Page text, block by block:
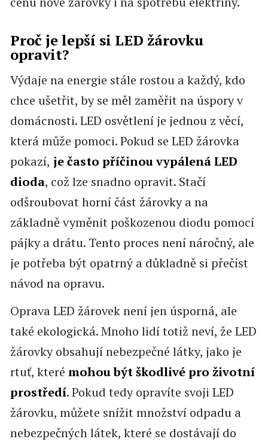
Proč je lepší si LED žárovku
opravit?
Výdaje na energie stále rostou a každý, kdo
chce ušetřit, by se měl zaměřit na úspory v
domácnosti. LED osvětlení je jednou z věcí,
která může pomoci. Pokud se LED žárovka
pokazí, je často příčinou vypálená LED
dioda, což lze snadno opravit. Stačí
odšroubovat horní část žárovky a na
základně vyměnit poškozenou diodu pomocí
pájky a drátu. Tento proces není náročný, ale
je potřeba být opatrný a důkladně si přečíst
návod na opravu.
Oprava LED žárovek není jen úsporná, ale
také ekologická. Mnoho lidí totiž neví, že LED
žárovky obsahují nebezpečné látky, jako je
rtuť, které mohou být škodlivé pro životní
prostředí. Pokud tedy opravíte svoji LED
žárovku, můžete snížit množství odpadu a
nebezpečných látek, které se dostávají do